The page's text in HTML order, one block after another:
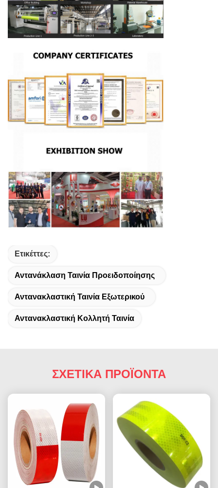
Ετικέττες:
Αντανάκλαση Ταινία Προειδοποίησης
Αντανακλαστική Ταινία Εξωτερικού
Αντανακλαστική Κολλητή Ταινία
ΣΧΕΤΙΚΑ ΠΡΟΪΟΝΤΑ